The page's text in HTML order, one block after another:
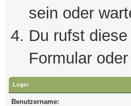
sein oder
Du rufst
Formular
Login
Benutzername: